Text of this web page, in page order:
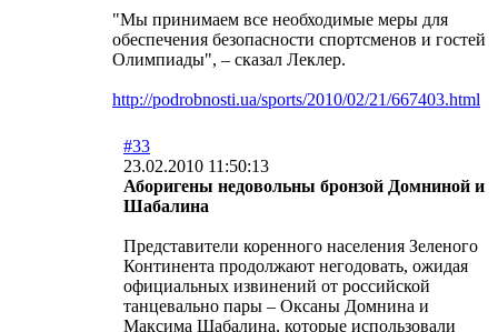
"Мы принимаем все необходимые меры для
обеспечения безопасности спортсменов и гостей
Олимпиады", – сказал Леклер.
http://podrobnosti.ua/sports/2010/02/21/667403.html
#33
23.02.2010 11:50:13
Аборигены недовольны бронзой Домниной и
Шабалина
Представители коренного населения Зеленого
Континента продолжают негодовать, ожидая
официальных извинений от российской
танцевально пары – Оксаны Домнина и
Максима Шабалина, которые использовали